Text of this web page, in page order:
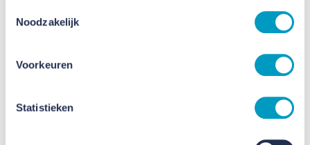
Noodzakelijk
Voorkeuren
Statistieken
Benieuwd naar de ervaringen van